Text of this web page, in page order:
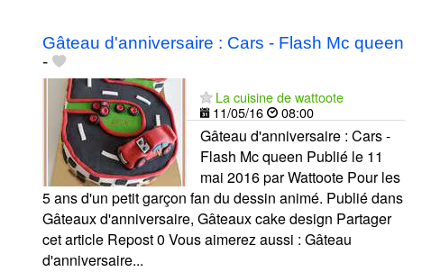
Gâteau d'anniversaire : Cars - Flash Mc queen
-
La cuisine de wattoote
11/05/16
08:00
Gâteau d'anniversaire : Cars -
Flash Mc queen Publié le 11
mai 2016 par Wattoote Pour les
5 ans d'un petit garçon fan du dessin animé. Publié dans
Gâteaux d'anniversaire, Gâteaux cake design Partager
cet article Repost 0 Vous aimerez aussi : Gâteau
d'anniversaire...